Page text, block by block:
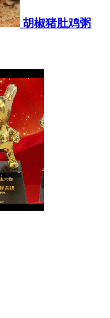
胡椒猪肚鸡粥